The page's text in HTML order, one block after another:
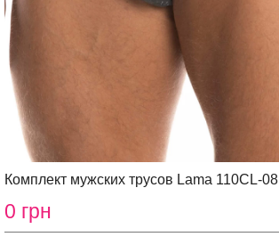
Комплект мужских трусов Lama 110CL-08
0 грн